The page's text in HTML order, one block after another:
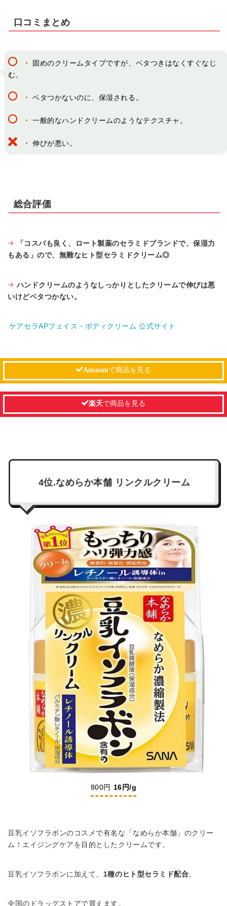
口コミまとめ
・
固めのクリームタイプですが、ベタつきはなくすぐなじ
む。
・ ベタつかないのに、保湿される。
・ 一般的なハンドクリームのようなテクスチャ。
・ 伸びが悪い。
総合評価
「コスパも良く、ロート製薬のセラミドブランドで、保湿力
もある」ので、無難なヒト型セラミドクリーム◎
ハンドクリームのようなしっかりとしたクリームで伸びは悪
いけどベタつかない。
ケアセラAPフェイス・ボディクリーム 公式サイト
Amazonで商品を見る
楽天で商品を見る
4位.なめらか本舗 リンクルクリーム
800円 16円/g
豆乳イソフラボンのコスメで有名な「なめらか本舗」のクリー
ム！エイジングケアを目的としたクリームです。
豆乳イソフラボンに加えて、 1種のヒト型セラミド配合。
全国のドラッグストアで買えます。